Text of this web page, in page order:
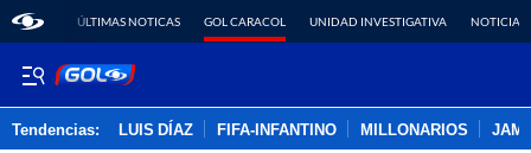
ÚLTIMAS NOTICAS GOL CARACOL UNIDAD INVESTIGATIVA NOTICIAS
Tendencias: LUIS DÍAZ FIFA-INFANTINO MILLONARIOS